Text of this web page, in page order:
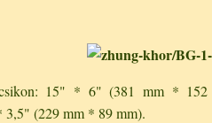
15" * 6" (381 mm *
(229 mm * 89 mm).